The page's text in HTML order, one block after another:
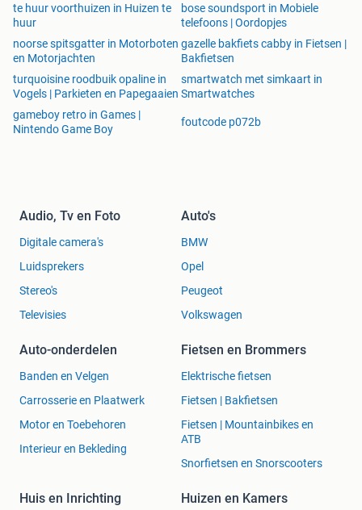
te huur voorthuizen in Huizen te
huur
bose soundsport in Mobiele
telefoons | Oordopjes
noorse spitsgatter in Motorboten
en Motorjachten
gazelle bakfiets cabby in Fietsen |
Bakfietsen
turquoisine roodbuik opaline in
Vogels | Parkieten en Papegaaien
smartwatch met simkaart in
Smartwatches
gameboy retro in Games |
Nintendo Game Boy
foutcode p072b
Audio, Tv en Foto
Digitale camera's
Luidsprekers
Stereo's
Televisies
Auto's
BMW
Opel
Peugeot
Volkswagen
Auto-onderdelen
Banden en Velgen
Carrosserie en Plaatwerk
Motor en Toebehoren
Interieur en Bekleding
Fietsen en Brommers
Elektrische fietsen
Fietsen | Bakfietsen
Fietsen | Mountainbikes en
ATB
Snorfietsen en Snorscooters
Huis en Inrichting Huizen en Kamers